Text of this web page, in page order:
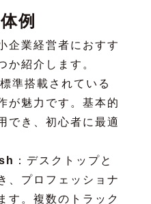
例
企業経営者におすす
か紹介します。
準搭載されている
が魅力です。基本的
でき、初心者に最適
：デスクトップと
、プロフェッショナ
す。複数のトラック